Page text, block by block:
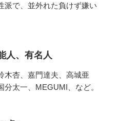
派で、並外れた負けず嫌い
人、有名人
木杏、嘉門達夫、高城亜
太一、MEGUMI、など。